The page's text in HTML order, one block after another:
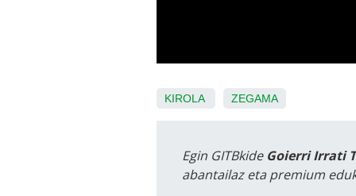
KIROLA ZEGAMA
Egin GITBkide Goierri Irrati
abantailaz eta premium